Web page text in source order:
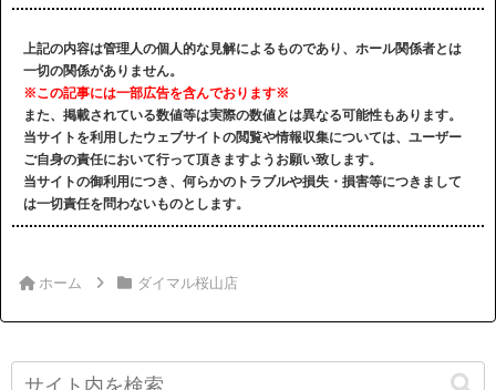
上記の内容は管理人の個人的な見解によるものであり、ホール関係者とは
一切の関係がありません。
※この記事には一部広告を含んでおります※
また、掲載されている数値等は実際の数値とは異なる可能性もあります。
当サイトを利用したウェブサイトの閲覧や情報収集については、ユーザー
ご自身の責任において行って頂きますようお願い致します。
当サイトの御利用につき、何らかのトラブルや損失・損害等につきまして
は一切責任を問わないものとします。
ホーム ダイマル桜山店